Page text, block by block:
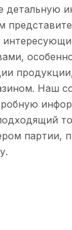
детальную
Наш
партии,